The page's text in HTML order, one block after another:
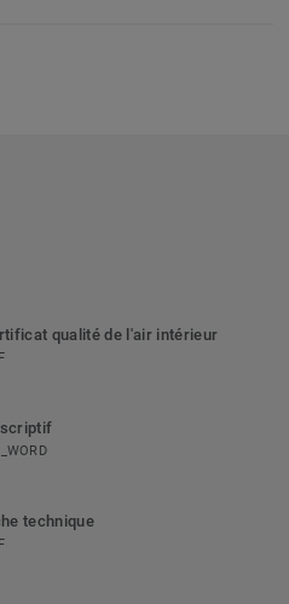
qualité de l'air intérieur
technique